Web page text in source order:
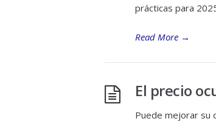
prácticas para
Read More →
El precio
Puede mejorar su